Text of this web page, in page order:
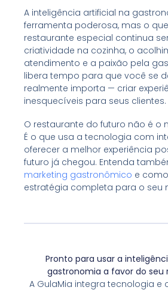
A inteligência artificial na
ferramenta poderosa, mas o
restaurante especial continua
criatividade na cozinha, o
atendimento e a paixão pela
libera tempo para que você se
realmente importa — criar
inesquecíveis para seus clientes.
O restaurante do futuro não é o
É o que usa a tecnologia com
oferecer a melhor experiência
futuro já chegou. Entenda
marketing gastronômico e
estratégia completa para o seu
Pronto para usar a
gastronomia a favor do seu
A GulaMia integra tecnologia e